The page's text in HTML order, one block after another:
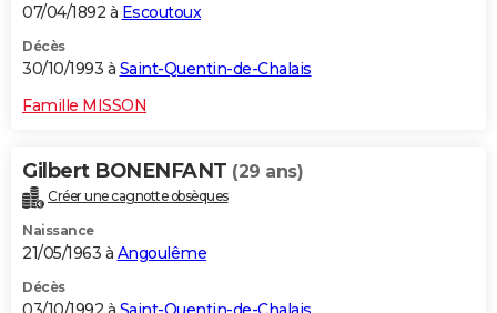
07/04/1892 à Escoutoux
Décès
30/10/1993 à Saint-Quentin-de-Chalais
Famille MISSON
Gilbert BONENFANT (29 ans)
Créer une cagnotte obsèques
Naissance
21/05/1963 à Angoulême
Décès